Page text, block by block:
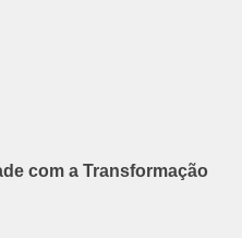
com a Transformação